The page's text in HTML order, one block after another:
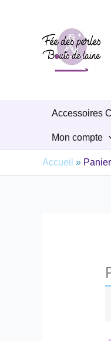
Accessoires
Mon compte
Accueil » Panier